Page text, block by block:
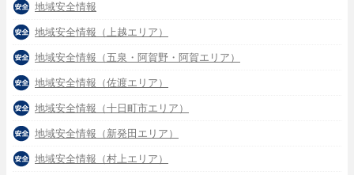
地域安全情報
地域安全情報（上越エリア）
地域安全情報（五泉・阿賀野・阿賀エリア）
地域安全情報（佐渡エリア）
地域安全情報（十日町市エリア）
地域安全情報（新発田エリア）
地域安全情報（村上エリア）